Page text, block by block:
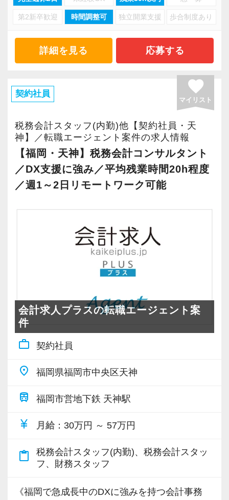
申告を幅広く手掛けております。
これまでの経験を生かし、即戦力として相続税
申告や相続対策に携わることができます。ま
た、未経験の方もご安心ください。
ト体制のもと、着実にスキルを習得し、キャリ
アアップを目指せる環境です。
継分野のスペシャリストとして活躍するための
大きな強みとなります。
税理士としてのキャリアを深めたい方、資産税
分野に挑戦したい方にとって、理想的な環境で
すよ！
・誠実に仕事に取り組める方
・お客様や仲間との信頼関係を大切にできる方
・向上心を持ち、学び続ける姿勢がある方
当事務所は、創業期や成長期の企業を中心に支
現代では電子化が進んでいることから人も会社
も生産性が求められており、当事務所でもDXを
職員一人ひとりの力がそのまま事業運営に直結
するところで、個人事務所ならではの面白さと
実感が当事務所にはあります。
新しいチャレンジが沢山ありますので、飽きる
ことなく経験を積み重ねることができます。
★職場の雰囲気★
なく業務に向かっています。
職員同士の距離も近く、先輩へ相談しながら業
務を覚えていくことができます。
パソコン作業になりますので、目や脳が疲れた
ら、お茶やお菓子で糖分補給もしながら、作業
★入社後の仕事内容★
業務時間内は、事務所内スタッフともやりとり
して頂きながら、
お任せします。
【具体的な業務】
・記帳代行
・確定申告業務
・年末調整業務
・申告書作成補助
・Excelを使用した集計、Wordでの文書作成
第2新卒歓迎 時間調整可 独立開業支援 歩合制度あり
詳細を見る 応募する
契約社員 favorite
マイリスト
税務会計スタッフ(内勤)他【契約社員・天
神】／転職エージェント案件の求人情報
【福岡・天神】税務会計コンサルタント
／DX支援に強み／平均残業時間20h程度
／週1～2日リモートワーク可能
会計求人プラスの転職エージェント案
件
work_outline 契約社員
place 福岡県福岡市中央区天神
train 福岡市営地下鉄 天神駅
currency_yen 月給 ：30万円 ～ 57万円
content_paste
税務会計スタッフ(内勤)、税務会計スタッ
フ、財務スタッフ
《福岡で急成長中のDXに強みを持つ会計事務